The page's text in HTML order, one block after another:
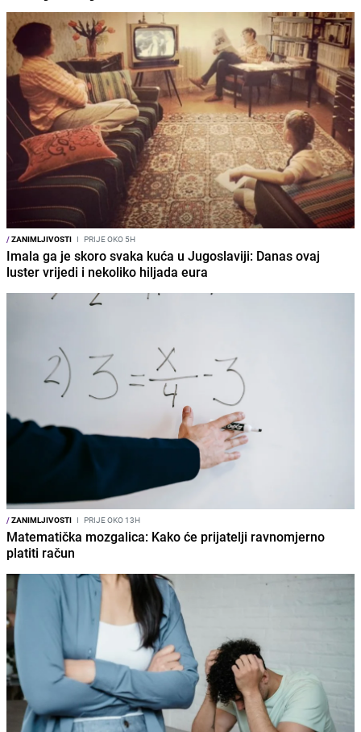
/ZANIMLJIVOSTI I PRIJE OKO 5H
Imala ga je skoro svaka kuća u Jugoslaviji: Danas ovaj
luster vrijedi i nekoliko hiljada eura
/ZANIMLJIVOSTI I PRIJE OKO 13H
Matematička mozgalica: Kako će prijatelji ravnomjerno
platiti račun